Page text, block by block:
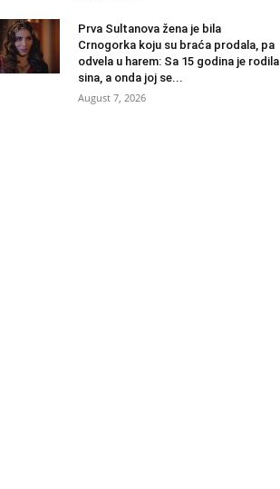
Prva Sultanova žena je bila
Crnogorka koju su braća prodala, pa
odvela u harem: Sa 15 godina je rodila
sina, a onda joj se...
August 7, 2026